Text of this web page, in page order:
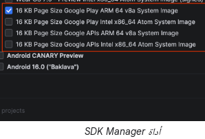
أداة SDK Manager